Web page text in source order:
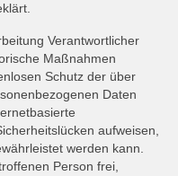
Verantwortlicher
Maßnahmen
Schutz der über
Daten
aufweisen,
werden kann.
Person frei,